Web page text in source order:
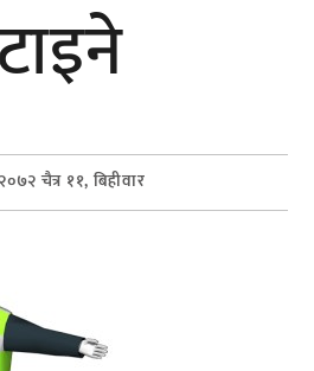
२०७२ चैत्र ११, बिहीवार